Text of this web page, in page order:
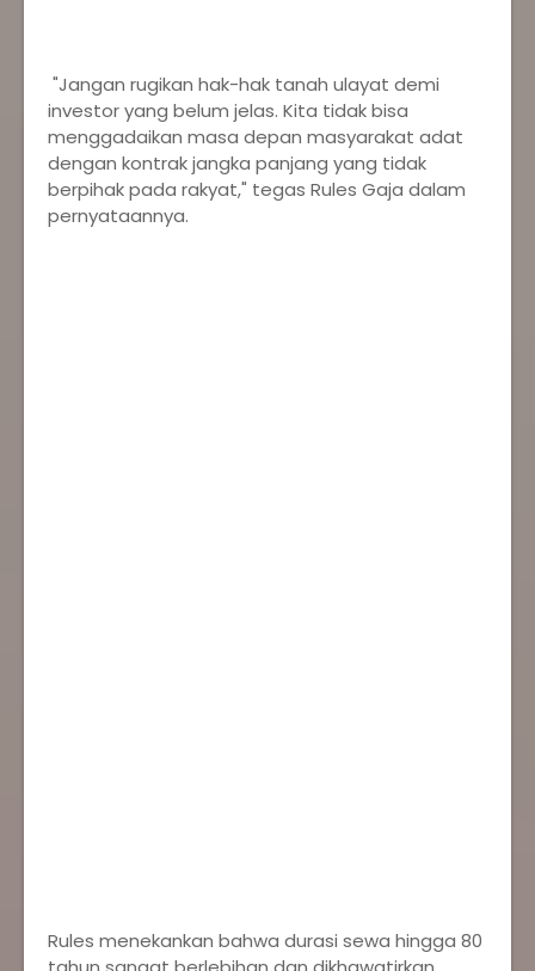
"Jangan rugikan hak-hak tanah ulayat demi
investor yang belum jelas. Kita tidak bisa
menggadaikan masa depan masyarakat adat
dengan kontrak jangka panjang yang tidak
berpihak pada rakyat," tegas Rules Gaja dalam
pernyataannya.
Rules menekankan bahwa durasi sewa hingga 80